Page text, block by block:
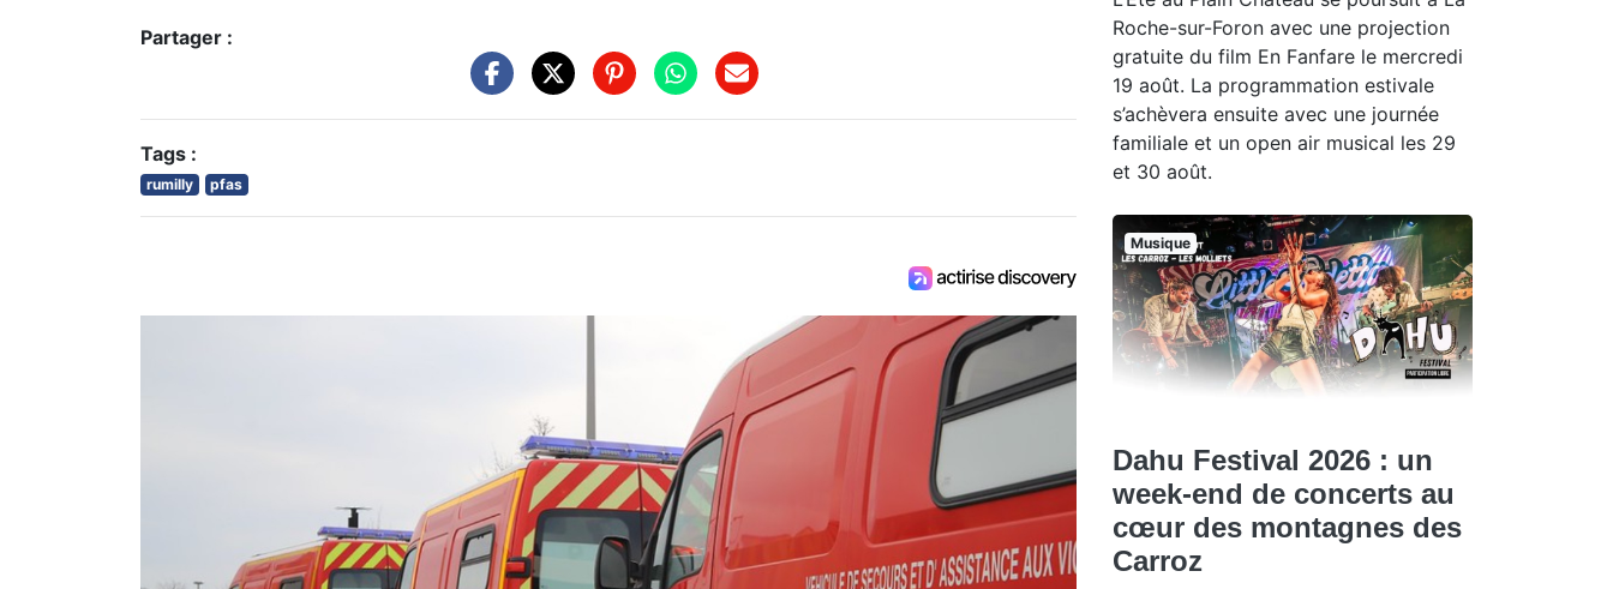
Partager :
Tags :
rumilly pfas
Roche-sur-Foron avec une projection
gratuite du film En Fanfare le mercredi
19 août. La programmation estivale
s’achèvera ensuite avec une journée
familiale et un open air musical les 29
et 30 août.
Musique
Dahu Festival 2026 : un
week-end de concerts au
cœur des montagnes des
Carroz